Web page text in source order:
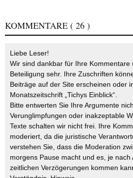
KOMMENTARE ( 26 )
Liebe Leser!
Wir sind dankbar für Ihre Kommentare
Beteiligung sehr. Ihre Zuschriften
Beiträge auf der Site erscheinen oder
Monatszeitschrift „Tichys Einblick“.
Bitte entwerten Sie Ihre Argumente
Verunglimpfungen oder inakzeptable
Texte schalten wir nicht frei. Ihre
moderiert, da die juristische
verstehen Sie, dass die Moderation
morgens Pause macht und es, je nach
zeitlichen Verzögerungen kommen